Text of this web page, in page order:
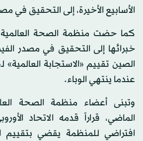
الأسابيع الأخيرة، إلى التحقيق في
كما حضت منظمة الصحة
خبرائها إلى التحقيق في مصدر
عندما ينتهي الوباء.
وتبنى أعضاء منظمة الصحة
الماضي، قراراً قدمه الاتحاد
افتراضي للمنظمة يقضي بتقييم